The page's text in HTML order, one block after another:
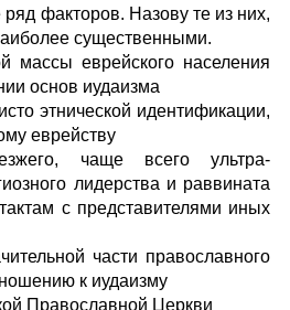
факторов. Назову те из них,
существенными.
массы еврейского населения
основ иудаизма
этнической идентификации,
еврейству
чаще всего ультра-
лидерства и раввината
с представителями иных
части православного
к иудаизму
Православной Церкви